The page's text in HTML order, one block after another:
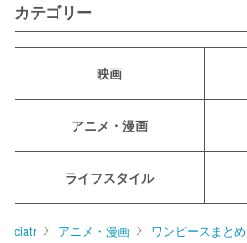
カテゴリー
映画
アニメ・漫画
ライフスタイル
ciatr アニメ・漫画 ワンピースまとめ